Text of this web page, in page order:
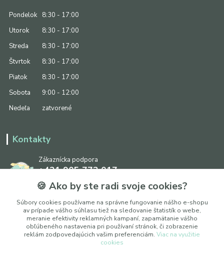
Pondelok
8:30 - 17:00
Utorok
8:30 - 17:00
Streda
8:30 - 17:00
Štvrtok
8:30 - 17:00
Piatok
8:30 - 17:00
Sobota
9:00 - 12:00
Nedeľa
zatvorené
Kontakty
Zákaznícka podpora
+421 905 773 017
(Po-Pia, 8:30 - 17:00, So: 9:00 - 12:00)
info@ipapier.sk
🍪 Ako by ste radi svoje cookies?
Súbory cookies používame na správne fungovanie nášho e-shopu
av prípade vášho súhlasu tiež na sledovanie štatistík o webe,
meranie efektivity reklamných kampaní, zapamätanie vášho
obľúbeného nastavenia pri používaní stránok, či zobrazenie
reklám zodpovedajúcich vašim preferenciám. Viac na využitie
cookies